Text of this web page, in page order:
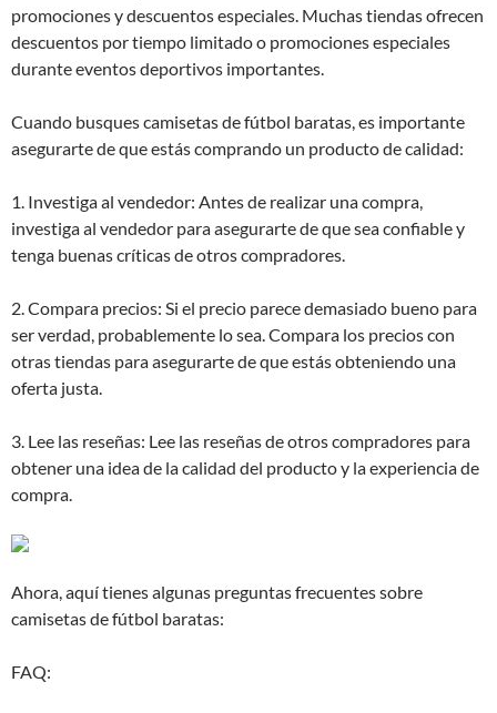
promociones y descuentos especiales. Muchas tiendas ofrecen
descuentos por tiempo limitado o promociones especiales
durante eventos deportivos importantes.
Cuando busques camisetas de fútbol baratas, es importante
asegurarte de que estás comprando un producto de calidad:
1. Investiga al vendedor: Antes de realizar una compra,
investiga al vendedor para asegurarte de que sea confiable y
tenga buenas críticas de otros compradores.
2. Compara precios: Si el precio parece demasiado bueno para
ser verdad, probablemente lo sea. Compara los precios con
otras tiendas para asegurarte de que estás obteniendo una
oferta justa.
3. Lee las reseñas: Lee las reseñas de otros compradores para
obtener una idea de la calidad del producto y la experiencia de
compra.
Ahora, aquí tienes algunas preguntas frecuentes sobre
camisetas de fútbol baratas:
FAQ: